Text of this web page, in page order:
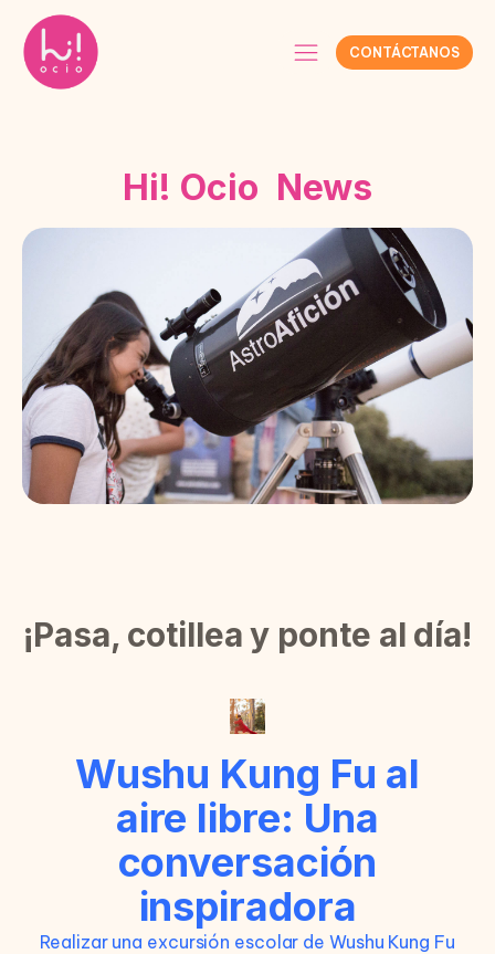
CONTÁCTANOS
Hi! Ocio News
¡Pasa, cotillea y ponte al día!
Wushu Kung Fu al
aire libre: Una
conversación
inspiradora
Realizar una excursión escolar de Wushu Kung Fu